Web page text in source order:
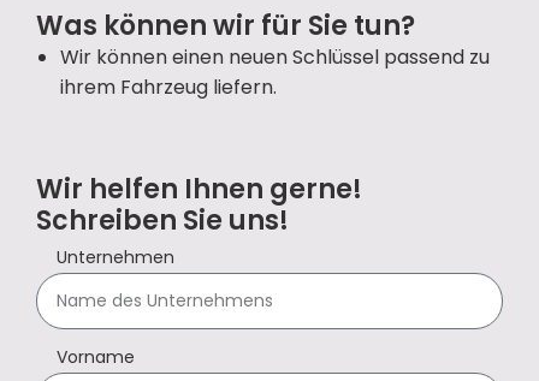
Was können wir für Sie tun?
Wir können einen neuen Schlüssel passend zu
ihrem Fahrzeug liefern.
Wir helfen Ihnen gerne!
Schreiben Sie uns!
Unternehmen
Vorname